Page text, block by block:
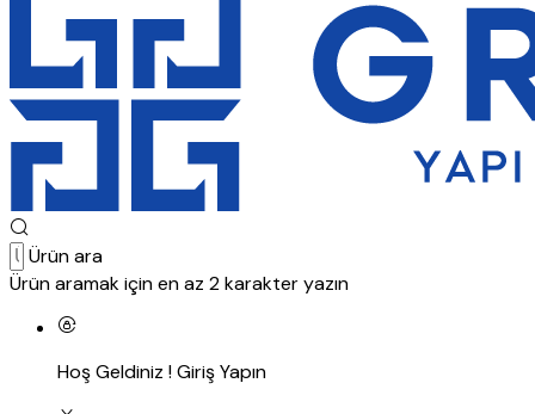
Ürün ara
Ürün aramak için en az 2 karakter yazın
Hoş Geldiniz !Giriş Yapın